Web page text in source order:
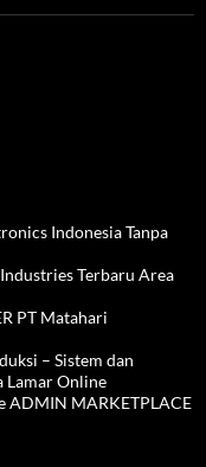
Indonesia Tanpa
Terbaru Area
PT Matahari
– Sistem dan
Lamar Online
ADMIN MARKETPLACE